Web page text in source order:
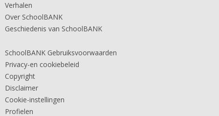
Verhalen
Over SchoolBANK
Geschiedenis van SchoolBANK
SchoolBANK Gebruiksvoorwaarden
Privacy-en cookiebeleid
Copyright
Disclaimer
Cookie-instellingen
Profielen